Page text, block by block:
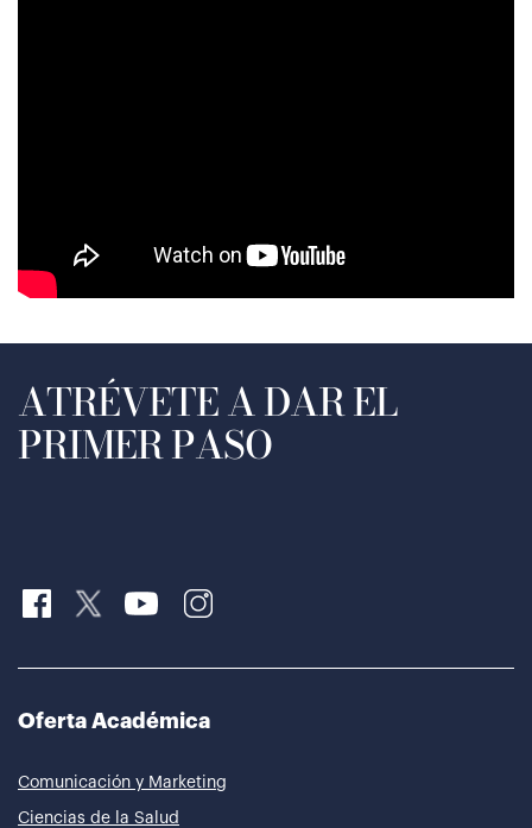
ATRÉVETE A DAR EL
PRIMER PASO
Oferta Académica
Comunicación y Marketing
Ciencias de la Salud